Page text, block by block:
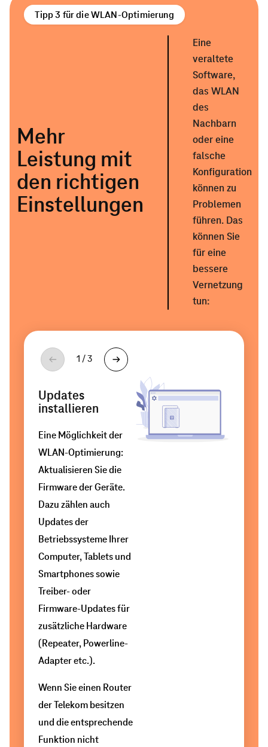
am
Computer,
auch
per
Kabel
(LAN)
Mit
einem
Switch
dem
DGS-
108
können
Sie
die
Steckplätze
für
LAN-
Verbindung
am
Router
erweitern.
Tipp 3 für die WLAN-Optimierung
Mehr
Leistung mit
den richtigen
Einstellungen
Eine
veraltete
Software,
das WLAN
des
Nachbarn
oder eine
falsche
Konfiguration
können zu
Problemen
führen. Das
können Sie
für eine
bessere
Vernetzung
tun:
1 / 3
Updates
installieren
Eine Möglichkeit der
WLAN-Optimierung:
Aktualisieren Sie die
Firmware der Geräte.
Dazu zählen auch
Updates der
Betriebssysteme Ihrer
Computer, Tablets und
Smartphones sowie
Treiber- oder
Firmware-Updates für
zusätzliche Hardware
(Repeater, Powerline-
Adapter etc.).
Wenn Sie einen Router
der Telekom besitzen
und die entsprechende
Funktion nicht
Andere
Frequenz
Die
Geräte
nutzen
standardmäßig
das
2,4-
GHz-
Frequenzband.
Dadurch
ist
dieses
oft
ausgelastet
und
die
WLAN-
Signale
der
WLAN-
Namen
Es
vorkommen,
dass
ein
Teil
Ihrer
Geräte
nicht
in
der
Lage
ist,
das
Potenzial
Ihres
Routers
zu
nutzen
oder